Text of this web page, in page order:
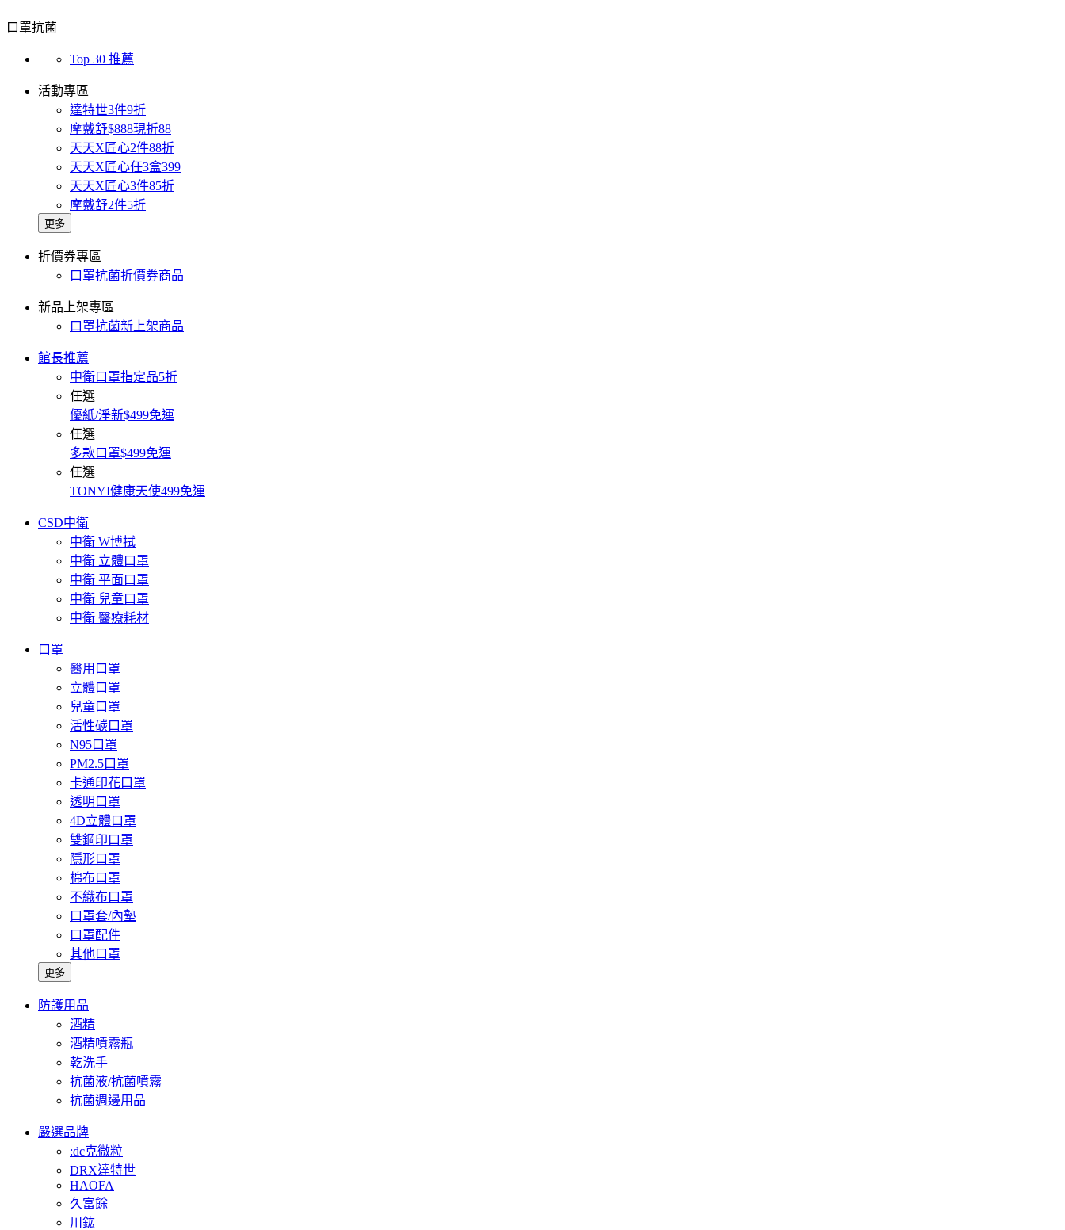
口罩抗菌
Top 30 推薦
活動專區
達特世3件9折
摩戴舒$888現折88
天天X匠心2件88折
天天X匠心任3盒399
天天X匠心3件85折
摩戴舒2件5折
更多
折價券專區
口罩抗菌折價券商品
新品上架專區
口罩抗菌新上架商品
館長推薦
中衛口罩指定品5折
任選
優紙/淨新$499免運
任選
多款口罩$499免運
任選
TONYI健康天使499免運
CSD中衛
中衛 W博拭
中衛 立體口罩
中衛 平面口罩
中衛 兒童口罩
中衛 醫療耗材
口罩
醫用口罩
立體口罩
兒童口罩
活性碳口罩
N95口罩
PM2.5口罩
卡通印花口罩
透明口罩
4D立體口罩
雙鋼印口罩
隱形口罩
棉布口罩
不織布口罩
口罩套/內墊
口罩配件
其他口罩
更多
防護用品
酒精
酒精噴霧瓶
乾洗手
抗菌液/抗菌噴霧
抗菌週邊用品
嚴選品牌
:dc克微粒
DRX達特世
HAOFA
久富餘
川鈜